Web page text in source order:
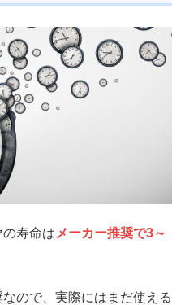
寿命は メーカー推奨で3～
ので、実際にはまだ使える